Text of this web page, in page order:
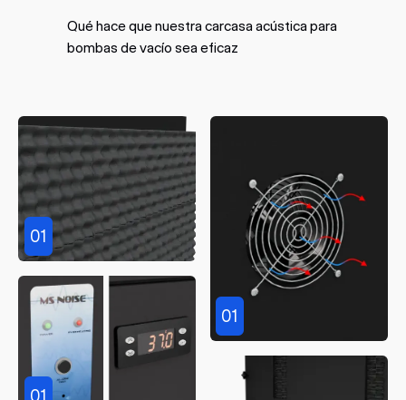
Qué hace que nuestra carcasa acústica para
bombas de vacío sea eficaz
01
01
01